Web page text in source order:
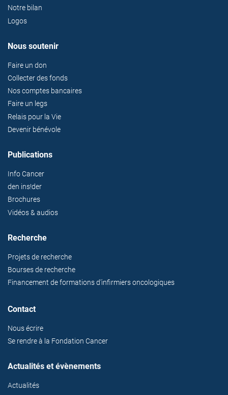
Notre bilan
Logos
Nous soutenir
Faire un don
Collecter des fonds
Nos comptes bancaires
Faire un legs
Relais pour la Vie
Devenir bénévole
Publications
Info Cancer
den ins!der
Brochures
Vidéos & audios
Recherche
Projets de recherche
Bourses de recherche
Financement de formations d'infirmiers oncologiques
Contact
Nous écrire
Se rendre à la Fondation Cancer
Actualités et évènements
Actualités